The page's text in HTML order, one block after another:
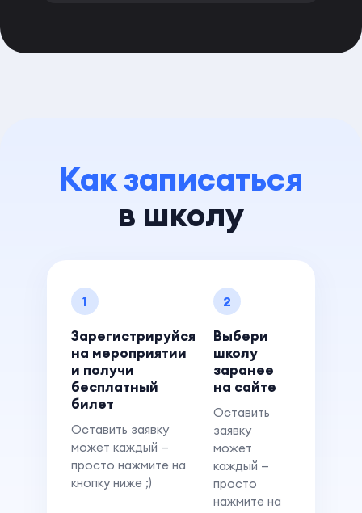
Как записаться
в школу
1
Зарегистрируйся
на мероприятии
и получи
бесплатный
билет
Оставить заявку
может каждый —
просто нажмите на
кнопку ниже ;)
2
Выбери
школу
заранее
на сайте
Оставить
заявку
может
каждый —
просто
нажмите на